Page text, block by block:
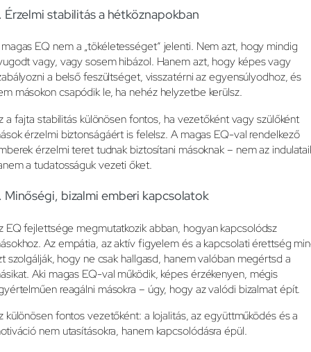
Érzelmi stabilitás a hétköznapokban
EQ nem a „tökéletességet” jelenti. Nem azt, hogy mindig
vagy, vagy sosem hibázol. Hanem azt, hogy képes vagy
a belső feszültséget, visszatérni az egyensúlyodhoz, és
másokon csapódik le, ha nehéz helyzetbe kerülsz.
a fajta stabilitás különösen fontos, ha vezetőként vagy szülőként
érzelmi biztonságáért is felelsz. A magas EQ-val rendelkező
érzelmi teret tudnak biztosítani másoknak – nem az
a tudatosságuk vezeti őket.
Minőségi, bizalmi emberi kapcsolatok
EQ fejlettsége megmutatkozik abban, hogyan kapcsolódsz
Az empátia, az aktív figyelem és a kapcsolati érettség
szolgálják, hogy ne csak hallgasd, hanem valóban megértsd a
Aki magas EQ-val működik, képes érzékenyen, mégis
reagálni másokra – úgy, hogy az valódi bizalmat épít.
különösen fontos vezetőként: a lojalitás, az együttműködés és a
nem utasításokra, hanem kapcsolódásra épül.